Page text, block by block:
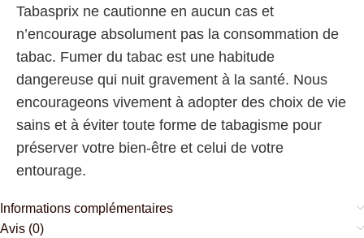
Tabasprix ne cautionne en aucun cas et
n’encourage absolument pas la consommation de
tabac. Fumer du tabac est une habitude
dangereuse qui nuit gravement à la santé. Nous
encourageons vivement à adopter des choix de vie
sains et à éviter toute forme de tabagisme pour
préserver votre bien-être et celui de votre
entourage.
Informations complémentaires
Avis (0)